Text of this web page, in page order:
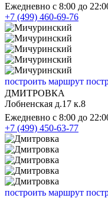
Ежедневно с 8:00 до
+7 (499) 460-69-76
построить маршрут
ДМИТРОВКА
Лобненская д.17 к.8
Ежедневно с 8:00 до
+7 (499) 450-63-77
построить маршрут